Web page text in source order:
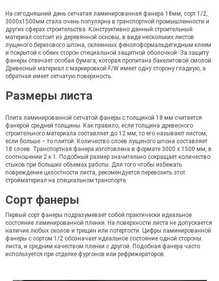
На сегодняшний день сетчатая ламинированная фанера 18мм, сорт 1/2,
3000х1500мм стала очень популярна в транспортной промышленности и
других сферах строительства. Конструктивно данный строительный
материал состоит из деревянной основы, в виде нескольких листов
лущеного березового шпона, склеенных фенолоформальдегидным клеем
и покрытой с обеих сторон специальной защитной оболочкой. За защиту
фанеры отвечает особая бумага, которая пропитана бакелитовой смолой.
Древесный материал c маркировкой F/W имеет одну сторону гладкую, а
обратная имеет сетчатую поверхность.
Размеры листа
Плита ламинированной сетчатой фанеры с толщиной 18 мм считается
фанерой средней толщины. Как правило, если толщина древесного
строительного материала составляет до 12 мм, то его называют листом,
если больше – то плитой. Количество слоев лущеного шпона составляет
18 слоев. Транспортная фанера изготовлена в формате 3000 х 1500 мм, в
соотношении 2 к 1. Подобный размер значительно сокращает количество
стыков при больших объемах работы. Для того чтобы избежать
повреждение целостности листа, рекомендуется перевозить этот
стройматериал на специальном транспорте.
Сорт фанеры
Первый сорт фанеры подразумевает собой практически идеальное
состояние ламинированной пленки. На поверхности листа не допускается
наличие любых сколов и трещин или потертости. Цифры ламинированной
фанеры с сортом 1/2 обозначает идеальное состояние одной стороны
листа, и средним качеством пленки с другой. Подобная фанера часто
используется при отделке фургонов или рефрижераторов.